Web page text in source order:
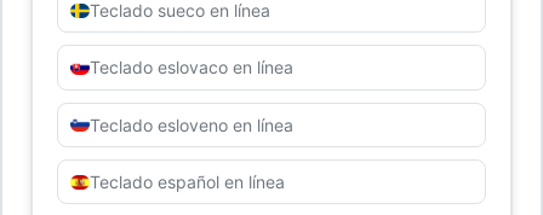
Teclado sueco en línea
Teclado eslovaco en línea
Teclado esloveno en línea
Teclado español en línea